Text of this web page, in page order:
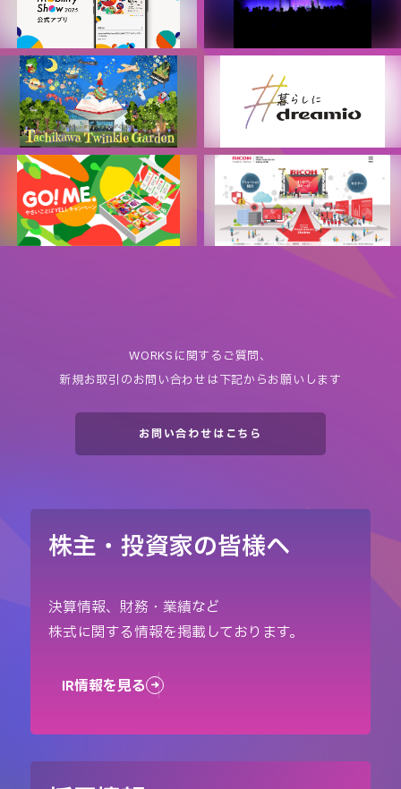
IR
Japan Mobility Show 2025 公
式アプリ
一般社団法人日本自動車工業会
X DIVE
株式会社プレイド
Tachikawa Twinkle Garden
多摩地域プロジェクションマッ
ピング実行委員会
エプソン #暮らしにdreamio
エプソン販売株式会社
WORKSに関するご質問、
新規お取引のお問い合わせは下記からお願いします
お問い合わせはこちら
株主・投資家の皆様へ
決算情報、財務・業績など
株式に関する情報を掲載しております。
IR情報を見る